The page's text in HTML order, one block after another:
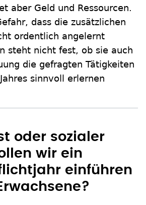
aber Geld und Ressourcen.
dass die zusätzlichen
ordentlich angelernt
steht nicht fest, ob sie auch
die gefragten Tätigkeiten
sinnvoll erlernen
oder sozialer
wir ein
einführen